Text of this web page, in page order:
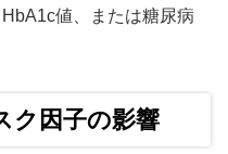
値、または糖尿病
ク因子の影響